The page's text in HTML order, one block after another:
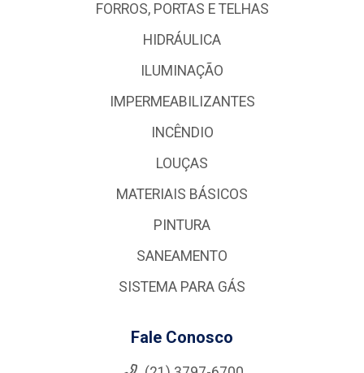
FORROS, PORTAS E TELHAS
HIDRÁULICA
ILUMINAÇÃO
IMPERMEABILIZANTES
INCÊNDIO
LOUÇAS
MATERIAIS BÁSICOS
PINTURA
SANEAMENTO
SISTEMA PARA GÁS
Fale Conosco